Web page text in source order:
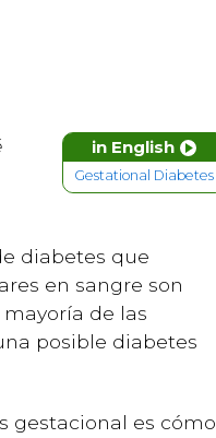
in English
Gestational Diabetes
diabetes que
en sangre son
de las
posible diabetes
gestacional es cómo